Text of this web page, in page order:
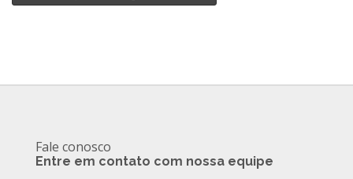
Fale conosco
Entre em contato com nossa equipe